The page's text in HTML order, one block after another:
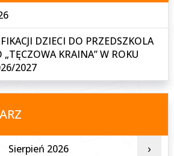
DZIECI DO PRZEDSZKOLA
„TĘCZOWA KRAINA” W ROKU
2027
Sierpień 2026 ›